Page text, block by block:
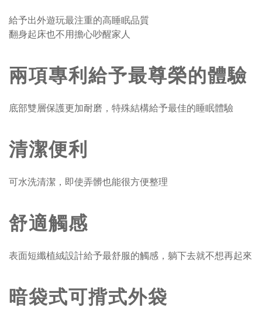
給予出外遊玩最注重的高睡眠品質
翻身起床也不用擔心吵醒家人
兩項專利給予最尊榮的體驗
底部雙層保護更加耐磨，特殊結構給予最佳的睡眠體驗
清潔便利
可水洗清潔，即使弄髒也能很方便整理
舒適觸感
表面短纖植絨設計給予最舒服的觸感，躺下去就不想再起來
暗袋式可揹式外袋